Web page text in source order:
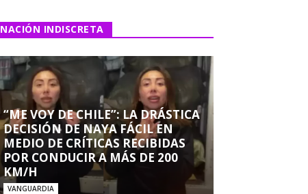
NACIÓN INDISCRETA
“ME VOY DE CHILE”: LA DRÁSTICA
DECISIÓN DE NAYA FÁCIL EN
MEDIO DE CRÍTICAS RECIBIDAS
POR CONDUCIR A MÁS DE 200
KM/H
VANGUARDIA